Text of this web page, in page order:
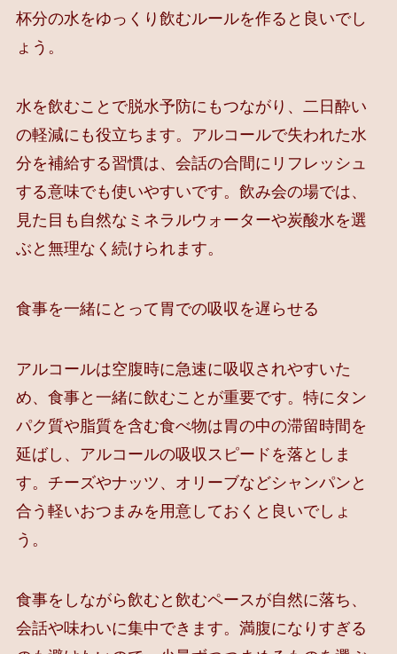
杯分の水をゆっくり飲むルールを作ると良いでし
ょう。
水を飲むことで脱水予防にもつながり、二日酔い
の軽減にも役立ちます。アルコールで失われた水
分を補給する習慣は、会話の合間にリフレッシュ
する意味でも使いやすいです。飲み会の場では、
見た目も自然なミネラルウォーターや炭酸水を選
ぶと無理なく続けられます。
食事を一緒にとって胃での吸収を遅らせる
アルコールは空腹時に急速に吸収されやすいた
め、食事と一緒に飲むことが重要です。特にタン
パク質や脂質を含む食べ物は胃の中の滞留時間を
延ばし、アルコールの吸収スピードを落としま
す。チーズやナッツ、オリーブなどシャンパンと
合う軽いおつまみを用意しておくと良いでしょ
う。
食事をしながら飲むと飲むペースが自然に落ち、
会話や味わいに集中できます。満腹になりすぎる